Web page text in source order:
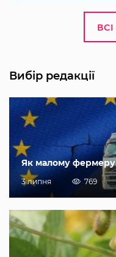
Вибір редакції
Як малому
3 липня 769